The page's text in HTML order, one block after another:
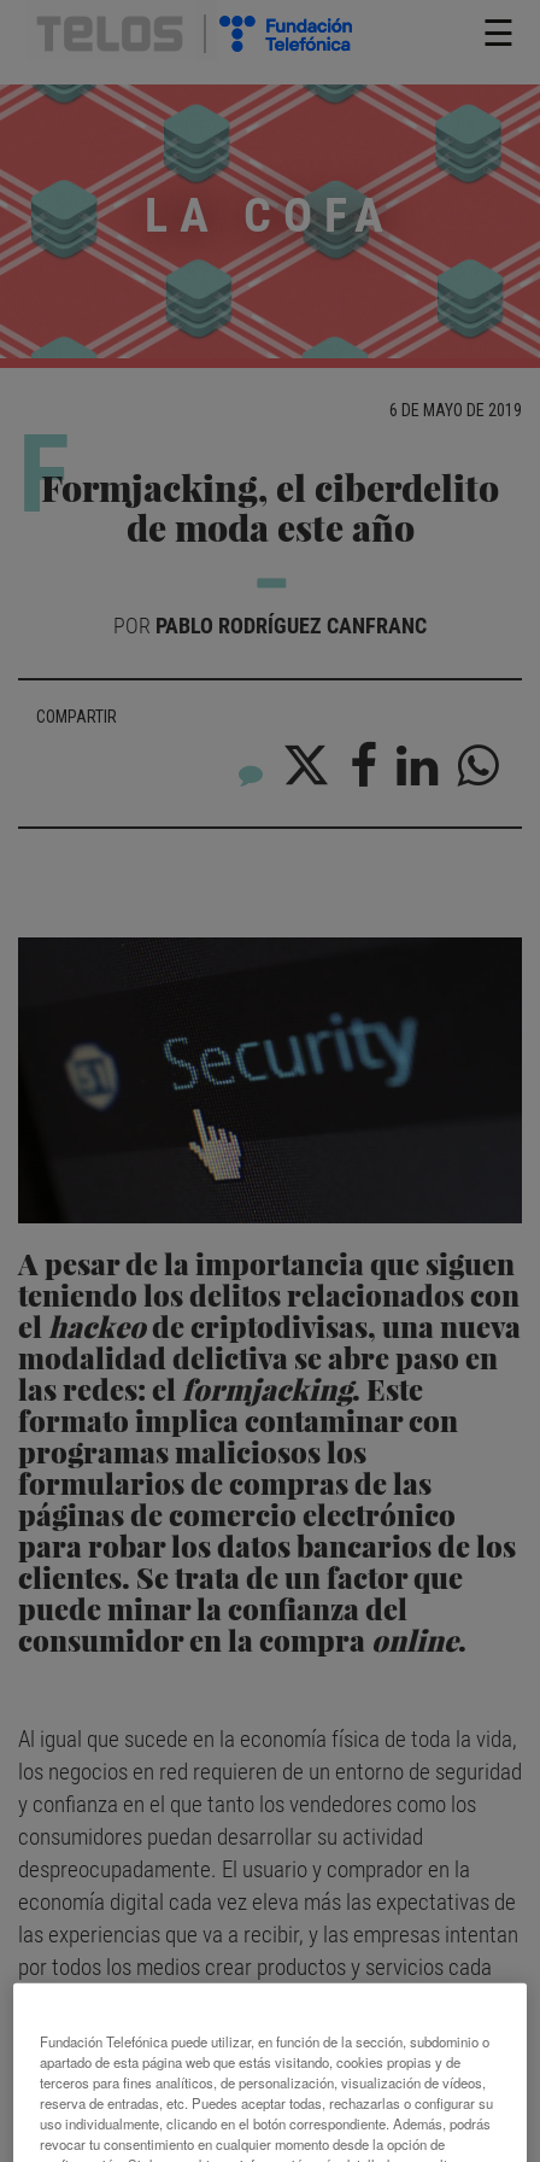
☰
LA COFA
6 DE MAYO DE 2019
F
Formjacking, el ciberdelito
de moda este año
POR PABLO RODRÍGUEZ CANFRANC
COMPARTIR
A pesar de la importancia que siguen
teniendo los delitos relacionados con
el hackeode criptodivisas, una nueva
modalidad delictiva se abre paso en
las redes: el formjacking. Este
formato implica contaminar con
programas maliciosos los
formularios de compras de las
páginas de comercio electrónico
para robar los datos bancarios de los
clientes. Se trata de un factor que
puede minar la confianza del
consumidor en la compra online.
Al igual que sucede en la economía física de toda la vida,
los negocios en red requieren de un entorno de seguridad
y confianza en el que tanto los vendedores como los
consumidores puedan desarrollar su actividad
despreocupadamente. El usuario y comprador en la
economía digital cada vez eleva más las expectativas de
las experiencias que va a recibir, y las empresas intentan
por todos los medios crear productos y servicios cada
No obstante, el vertiginoso ritmo que lleva la
transformación digital impide con frecuencia que las
compañías puedan mantener el nivel de seguridad
necesario para poder garantizar ese entorno de
Fundación Telefónica puede utilizar, en función de la sección, subdominio o
apartado de esta página web que estás visitando, cookies propias y de
terceros para fines analíticos, de personalización, visualización de vídeos,
reserva de entradas, etc. Puedes aceptar todas, rechazarlas o configurar su
uso individualmente, clicando en el botón correspondiente. Además, podrás
revocar tu consentimiento en cualquier momento desde la opción de